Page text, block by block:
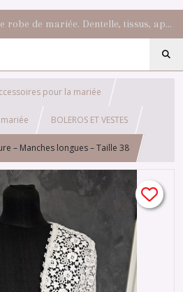
Fournitures pour coudre une robe de mariée. Dentelle, tissus, appliqués, galons, boutons. Robes et accessoires pour la mariée.
pour la mariée
mariée BOLEROS ET VESTES
– Manches longues – Taille 38